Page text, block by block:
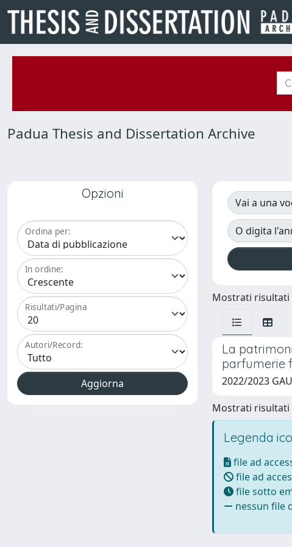
Padua Thesis and Dissertation Archive
Opzioni
Ordina per:
In ordine:
Risultati/Pagina
Autori/Record:
Vai a una
O digita
Mostrati risultati
La
parfumerie
2022/2023
Mostrati risultati
Legenda
file ad
file ad
file sotto
nessun file